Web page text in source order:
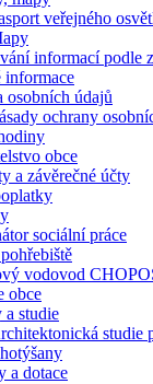
veřejného
informací podle
informace
osobních údajů
ochrany
obce
a závěrečné účty
sociální práce
vodovod
obce
a studie
studie
a dotace